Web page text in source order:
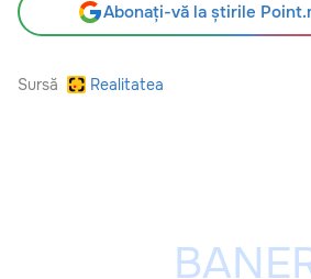
Abonați-vă la știrile
Sursă Realitatea